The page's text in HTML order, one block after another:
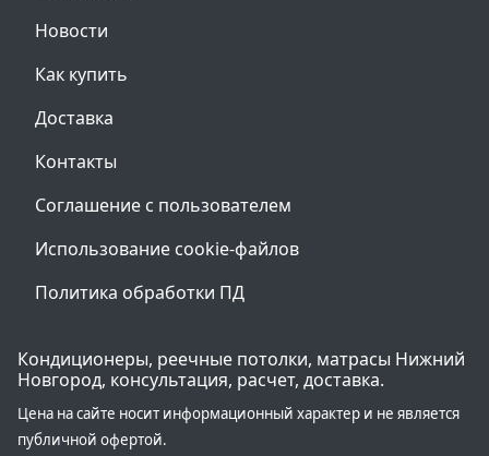
Новости
Как купить
Доставка
Контакты
Соглашение с пользователем
Использование cookie-файлов
Политика обработки ПД
Кондиционеры, реечные потолки, матрасы Нижний
Новгород, консультация, расчет, доставка.
Цена на сайте носит информационный характер и не является
публичной офертой.